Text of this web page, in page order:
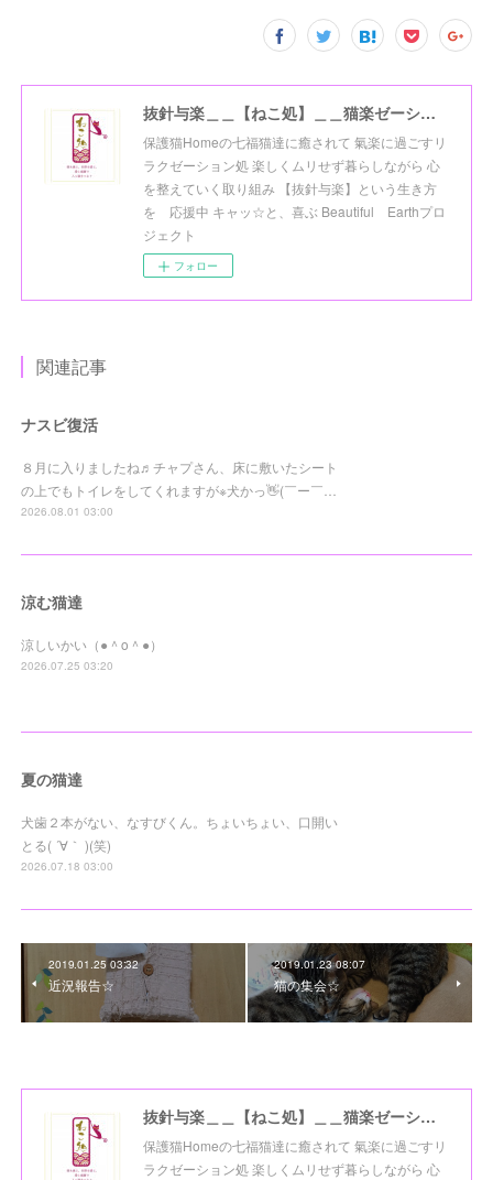
抜針与楽＿＿【ねこ処】＿＿猫楽ゼーションHome☆
保護猫Homeの七福猫達に癒されて 氣楽に過ごすリ
ラクゼーション処 楽しくムリせず暮らしながら 心
を整えていく取り組み 【抜針与楽】という生き方
を 応援中 キャッ☆と、喜ぶ Beautiful Earthプロ
ジェクト
フォロー
関連記事
ナスビ復活
８月に入りましたね♬チャプさん、床に敷いたシート
の上でもトイレをしてくれますが※犬かっ👋(￣ー￣…
2026.08.01 03:00
涼む猫達
涼しいかい（●＾o＾●）
2026.07.25 03:20
夏の猫達
犬歯２本がない、なすびくん。ちょいちょい、口開い
とる( ´∀｀ )(笑)
2026.07.18 03:00
2019.01.25 03:32
近況報告☆
2019.01.23 08:07
猫の集会☆
抜針与楽＿＿【ねこ処】＿＿猫楽ゼーションHome☆
保護猫Homeの七福猫達に癒されて 氣楽に過ごすリ
ラクゼーション処 楽しくムリせず暮らしながら 心